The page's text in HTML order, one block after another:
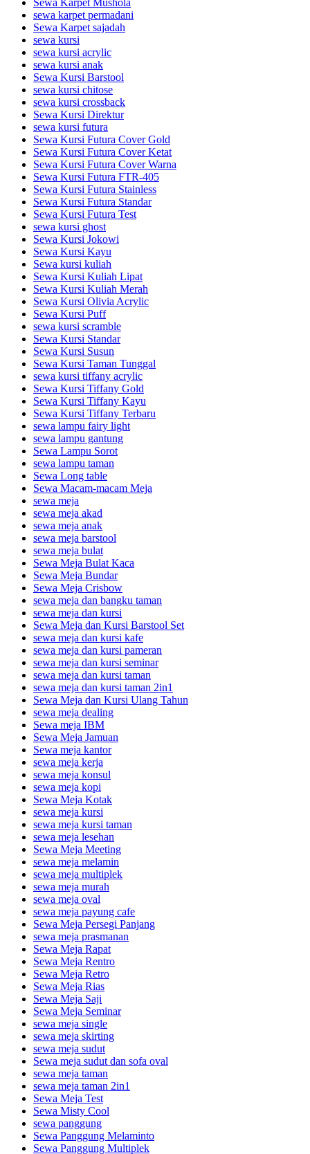
Sewa Karpet Mushola
sewa karpet permadani
Sewa Karpet sajadah
sewa kursi
sewa kursi acrylic
sewa kursi anak
Sewa Kursi Barstool
sewa kursi chitose
sewa kursi crossback
Sewa Kursi Direktur
sewa kursi futura
Sewa Kursi Futura Cover Gold
Sewa Kursi Futura Cover Ketat
Sewa Kursi Futura Cover Warna
Sewa Kursi Futura FTR-405
Sewa Kursi Futura Stainless
Sewa Kursi Futura Standar
Sewa Kursi Futura Test
sewa kursi ghost
Sewa Kursi Jokowi
Sewa Kursi Kayu
Sewa kursi kuliah
Sewa Kursi Kuliah Lipat
Sewa Kursi Kuliah Merah
Sewa Kursi Olivia Acrylic
Sewa Kursi Puff
sewa kursi scramble
Sewa Kursi Standar
Sewa Kursi Susun
Sewa Kursi Taman Tunggal
sewa kursi tiffany acrylic
Sewa Kursi Tiffany Gold
Sewa Kursi Tiffany Kayu
Sewa Kursi Tiffany Terbaru
sewa lampu fairy light
sewa lampu gantung
Sewa Lampu Sorot
sewa lampu taman
Sewa Long table
Sewa Macam-macam Meja
sewa meja
sewa meja akad
sewa meja anak
sewa meja barstool
sewa meja bulat
Sewa Meja Bulat Kaca
Sewa Meja Bundar
Sewa Meja Crisbow
sewa meja dan bangku taman
sewa meja dan kursi
Sewa Meja dan Kursi Barstool Set
sewa meja dan kursi kafe
sewa meja dan kursi pameran
sewa meja dan kursi seminar
sewa meja dan kursi taman
sewa meja dan kursi taman 2in1
Sewa Meja dan Kursi Ulang Tahun
sewa meja dealing
Sewa meja IBM
Sewa Meja Jamuan
Sewa meja kantor
sewa meja kerja
sewa meja konsul
sewa meja kopi
Sewa Meja Kotak
sewa meja kursi
sewa meja kursi taman
sewa meja lesehan
Sewa Meja Meeting
sewa meja melamin
sewa meja multiplek
sewa meja murah
sewa meja oval
sewa meja payung cafe
Sewa Meja Persegi Panjang
sewa meja prasmanan
Sewa Meja Rapat
Sewa Meja Rentro
Sewa Meja Retro
Sewa Meja Rias
Sewa Meja Saji
Sewa Meja Seminar
sewa meja single
sewa meja skirting
sewa meja sudut
Sewa meja sudut dan sofa oval
sewa meja taman
sewa meja taman 2in1
Sewa Meja Test
Sewa Misty Cool
sewa panggung
Sewa Panggung Melaminto
Sewa Panggung Multiplek